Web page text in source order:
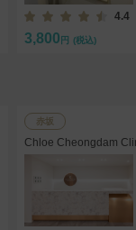
4.4
3,800 円 (税込)
赤坂
Chloe Cheongdam
ニック）